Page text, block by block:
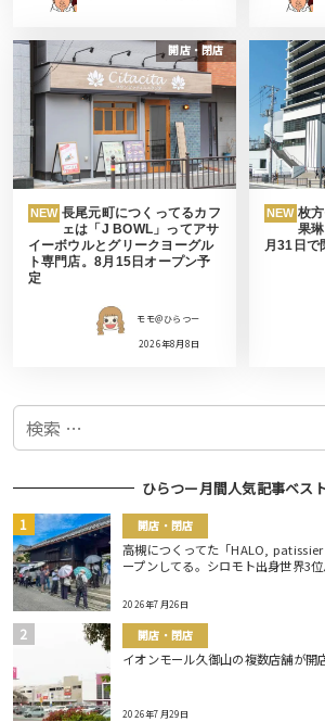
開店・閉店
NEW 長尾元町につくってるカフ
ェは「J BOWL」ってアサ
イーボウルとグリークヨーグル
ト専門店。8月15日オープン予
定
モモ＠ひらつー
2026年8月8日
NEW 枚
果
月31日で
検
ひらつー月間人気記事ベス
開店・閉店
高槻につくってた「HALO, patissier
ープンしてる。シロモト出身世界3
2026年7月26日
開店・閉店
イオンモール久御山の複数店舗が開
2026年7月29日